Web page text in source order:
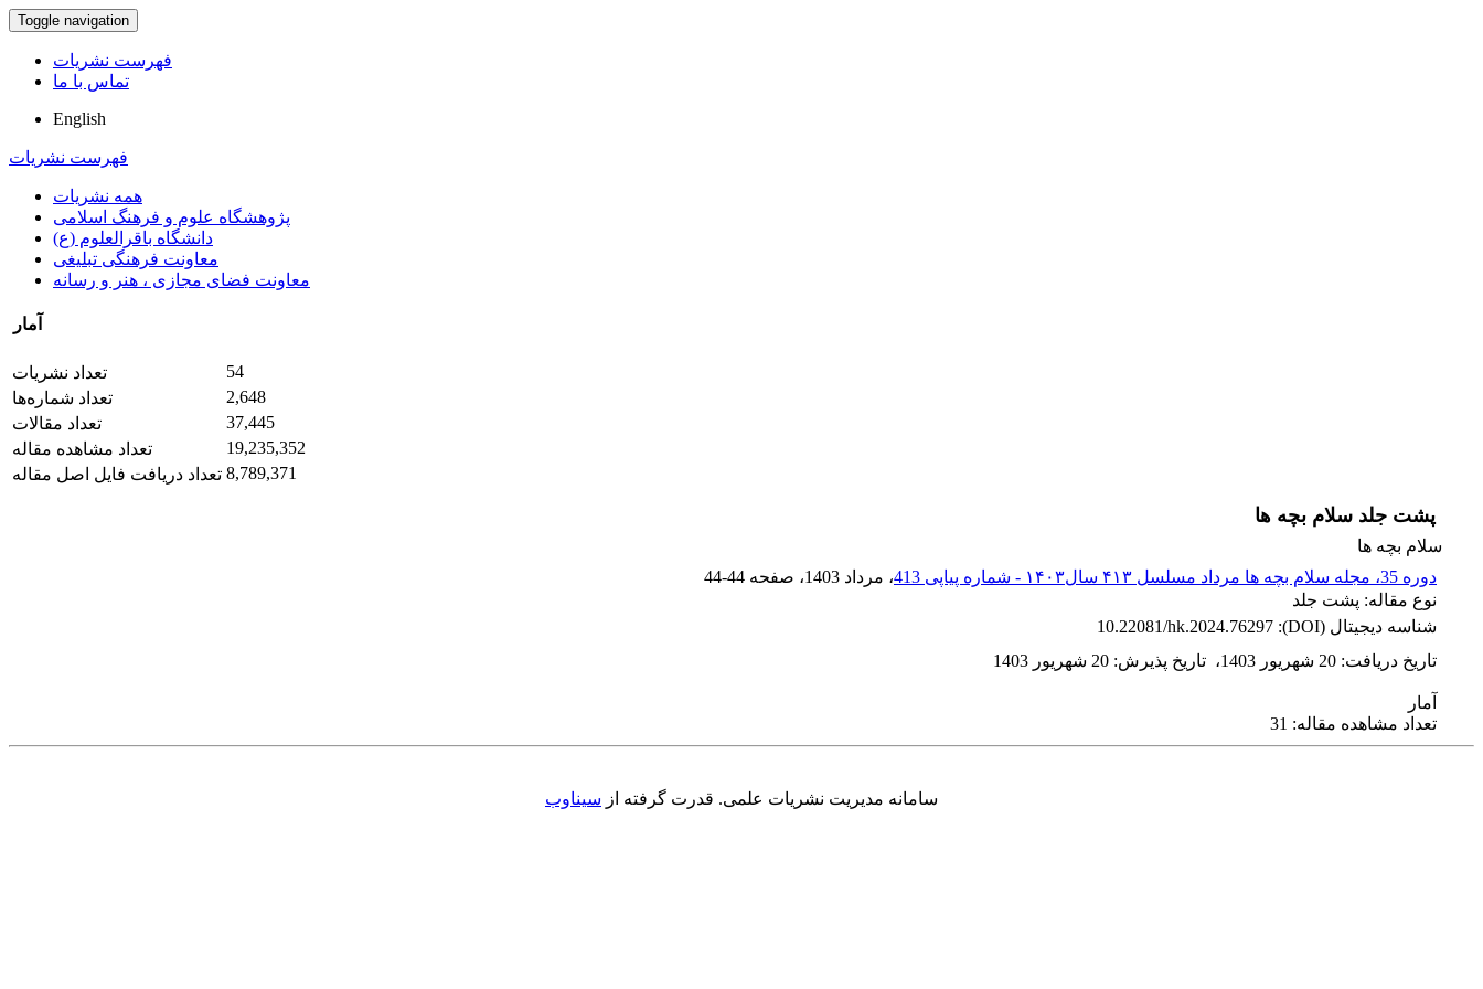
Toggle navigation
فهرست نشریات
تماس با ما
English
فهرست نشریات
همه نشریات
پژوهشگاه علوم و فرهنگ اسلامی
دانشگاه باقرالعلوم (ع)
معاونت فرهنگی تبلیغی
معاونت فضای مجازی ، هنر و رسانه
آمار
تعداد نشریات
54
تعداد شماره‌ها
2,648
تعداد مقالات
37,445
تعداد مشاهده مقاله
19,235,352
تعداد دریافت فایل اصل مقاله 8,789,371
پشت جلد سلام بچه ها
سلام بچه ها
دوره 35، مجله سلام بچه ها مرداد مسلسل ۴۱۳ سال۱۴۰۳ - شماره پیاپی 413
، مرداد 1403 ، صفحه 44-44
نوع مقاله: پشت جلد
شناسه دیجیتال (DOI):
10.22081/hk.2024.76297
تاریخ دریافت: 20 شهریور 1403 ، تاریخ پذیرش: 20 شهریور 1403
آمار
تعداد مشاهده مقاله: 31
سامانه مدیریت نشریات علمی. قدرت گرفته از سیناوب